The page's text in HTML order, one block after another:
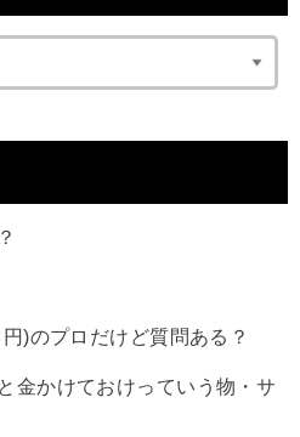
)のプロだけど質問ある？
金かけておけっていう物・サ